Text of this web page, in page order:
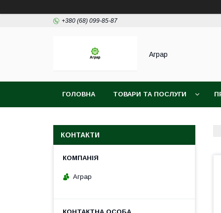
+380 (68) 099-85-87
Аграр
ГОЛОВНА ТОВАРИ ТА ПОСЛУГИ
КОНТАКТИ
Аграр